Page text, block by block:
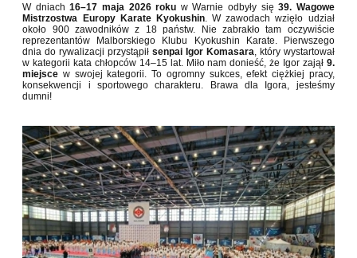
W dniach16–17 maja 2026 roku w Warnie odbyły się39. Wagowe
Mistrzostwa Europy Karate Kyokushin. W zawodach wzięło udział
około 900 zawodników z 18 państw. Nie zabrakło tam oczywiście
reprezentantów Malborskiego Klubu Kyokushin Karate . Pierwszego
dnia do rywalizacji przystąpił senpai Igor Komasara , który wystartował
w kategorii kata chłopców 14–15 lat. Miło nam donieść, że Igor zajął 9.
miejsce w swojej kategorii. To ogromny sukces, efekt ciężkiej pracy,
konsekwencji i sportowego charakteru. Brawa dla Igora, jesteśmy
dumni!